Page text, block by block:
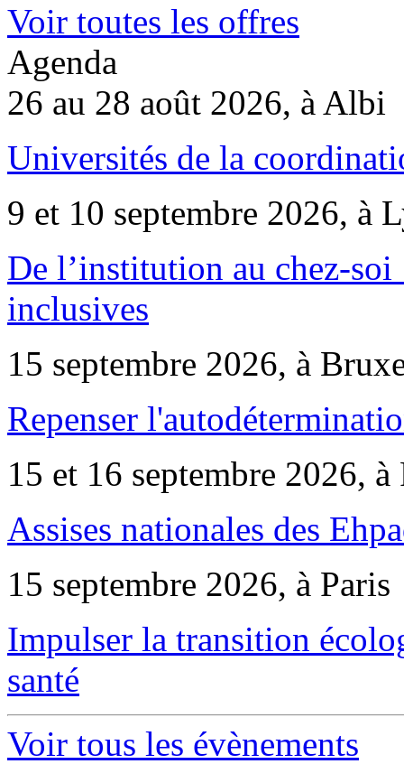
Voir toutes les offres
Agenda
26 au 28 août 2026, à Albi
Universités de la
9 et 10 septembre 2026, à
De l’institution au chez-
inclusives
15 septembre 2026, à
Repenser
15 et 16 septembre 2026, à
Assises nationales des
15 septembre 2026, à Paris
Impulser la transition
santé
Voir tous les évènements